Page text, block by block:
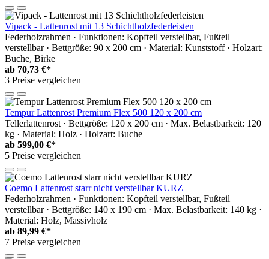
Vipack - Lattenrost mit 13 Schichtholzfederleisten
Federholzrahmen · Funktionen: Kopfteil verstellbar, Fußteil
verstellbar · Bettgröße: 90 x 200 cm · Material: Kunststoff · Holzart:
Buche, Birke
ab 70,73 €*
3 Preise vergleichen
Tempur Lattenrost Premium Flex 500 120 x 200 cm
Tellerlattenrost · Bettgröße: 120 x 200 cm · Max. Belastbarkeit: 120
kg · Material: Holz · Holzart: Buche
ab 599,00 €*
5 Preise vergleichen
Coemo Lattenrost starr nicht verstellbar KURZ
Federholzrahmen · Funktionen: Kopfteil verstellbar, Fußteil
verstellbar · Bettgröße: 140 x 190 cm · Max. Belastbarkeit: 140 kg ·
Material: Holz, Massivholz
ab 89,99 €*
7 Preise vergleichen